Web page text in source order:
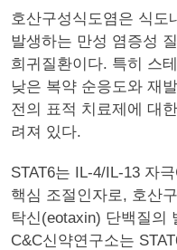
호산구성식도염은 식도
발생하는 만성 염증성
희귀질환이다. 특히 스
낮은 복약 순응도와 재
전의 표적 치료제에 대
려져 있다.
STAT6는 IL-4/IL-13 자
핵심 조절인자로, 호산
탁신(eotaxin) 단백질의
C&C신약연구소는